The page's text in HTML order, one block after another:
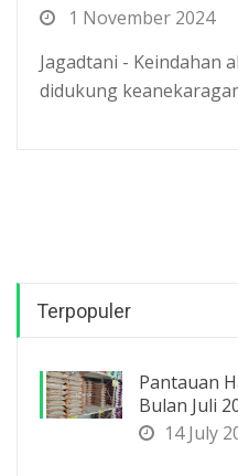
1 November 2024
Jagadtani - Keindahan
didukung
Terpopuler
Pantauan
Bulan Juli
14 July